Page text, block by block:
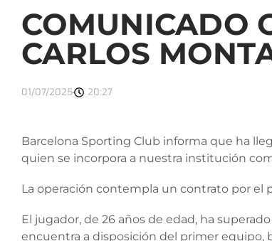
COMUNICADO
CARLOS
01/07/2025 20:27
Barcelona Sporting Club informa que ha
quien se incorpora a nuestra institución
La operación contempla un contrato por el
El jugador, de 26 años de edad, ha
encuentra a disposición del primer equipo,